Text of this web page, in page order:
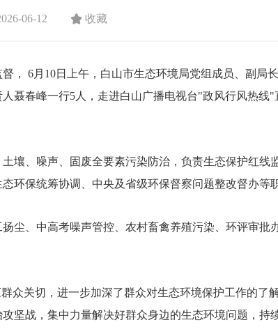
06-12 收藏
6月10日上午，白山市生态环境局党组成员、副局
聂春峰一行5人，走进白山广播电视台"政风行风热线
、噪声、固废全要素污染防治，负责生态保护红线
环保统筹协调、中央及省级环保督察问题整改督办等职
、中高考噪声管控、农村畜禽养殖污染、环评审批
关切，进一步加深了群众对生态环境保护工作的了
坚战，集中力量解决好群众身边的生态环境问题，持